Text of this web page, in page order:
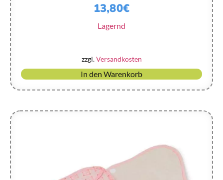
13,80€
Lagernd
zzgl.Versandkosten
In den Warenkorb